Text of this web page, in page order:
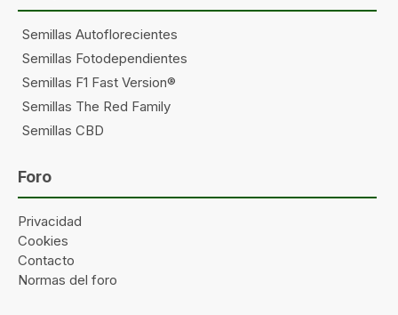
Semillas Autoflorecientes
Semillas Fotodependientes
Semillas F1 Fast Version®
Semillas The Red Family
Semillas CBD
Foro
Privacidad
Cookies
Contacto
Normas del foro